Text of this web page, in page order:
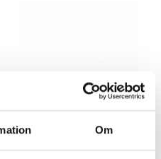
Om
DCW ÉDITIONS
In The Sun 130 Portabel Bordslampa Gold/Gold